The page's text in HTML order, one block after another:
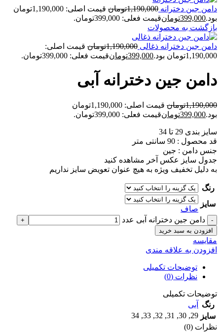
دامن جین دخترانه 1,190,000تومان
قیمت اصلی: 1,190,000تومان
بود.399,000تومانقیمت فعلی: 399,000تومان.
بازگشت به محصولات
دامن جین دخترانه ذغالی 1,190,000تومان قیمت اصلی:
1,190,000تومان بود.
399,000تومانقیمت فعلی: 399,000تومان.
دامن جین دخترانه آبی
1,190,000تومان
قیمت اصلی: 1,190,000تومان
بود.399,000تومانقیمت فعلی: 399,000تومان.
سایز بندی 29 تا 34
قد محصول : 90 سانتی متر
جنس دامن : جین
جدول سایز عکس آخر مشاهده کنید
به دلیل تخفیف ویژه به هیچ عنوان تعویض سایز نداریم
رنگ
سایز
صاف
دامن جین دخترانه آبی عدد
افزودن به سبد خرید
مقايسه
افزودن به علاقه مندی
توضیحات تکمیلی
نظرات (0)
توضیحات تکمیلی
رنگ
آبی
سایز 29
,
30
,
31
,
32
,
33
,
34
نظرات (0)